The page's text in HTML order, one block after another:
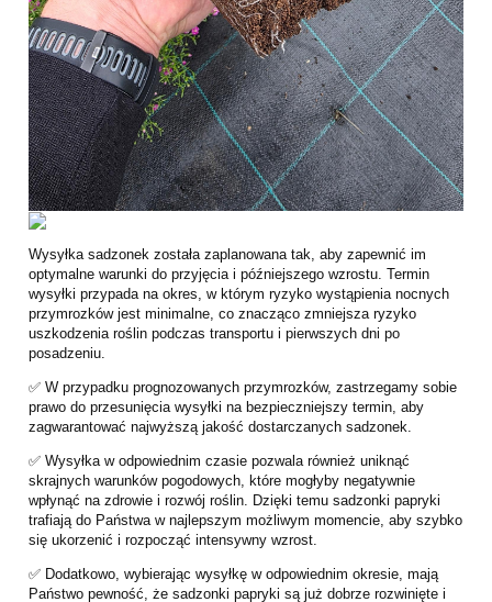
Wysyłka sadzonek została zaplanowana tak, aby zapewnić im
optymalne warunki do przyjęcia i późniejszego wzrostu. Termin
wysyłki przypada na okres, w którym ryzyko wystąpienia nocnych
przymrozków jest minimalne, co znacząco zmniejsza ryzyko
uszkodzenia roślin podczas transportu i pierwszych dni po
posadzeniu.
✅ W przypadku prognozowanych przymrozków, zastrzegamy sobie
prawo do przesunięcia wysyłki na bezpieczniejszy termin, aby
zagwarantować najwyższą jakość dostarczanych sadzonek.
✅ Wysyłka w odpowiednim czasie pozwala również uniknąć
skrajnych warunków pogodowych, które mogłyby negatywnie
wpłynąć na zdrowie i rozwój roślin. Dzięki temu sadzonki papryki
trafiają do Państwa w najlepszym możliwym momencie, aby szybko
się ukorzenić i rozpocząć intensywny wzrost.
✅ Dodatkowo, wybierając wysyłkę w odpowiednim okresie, mają
Państwo pewność, że sadzonki papryki są już dobrze rozwinięte i